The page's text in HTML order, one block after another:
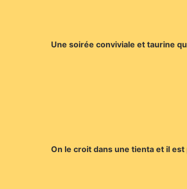
Une soirée conviviale et taurine
On le croit dans une tienta et il